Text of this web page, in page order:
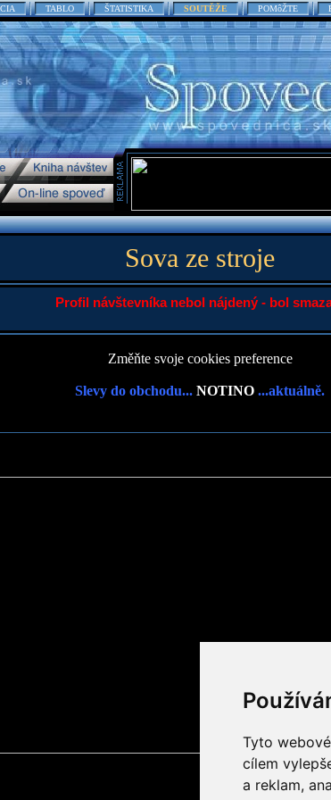
Tyto
cílem
a reklam,
TABLO ŠTATISTIKA SOUTĚŽE POMôŽTE
Sova ze stroje
Profil návštevníka nebol nájdený - bol
Změňte svoje cookies preference
Slevy do obchodu... NOTINO ...aktuálně.